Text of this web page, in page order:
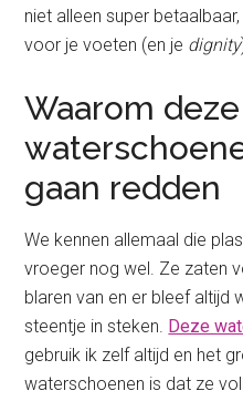
niet alleen super
voor je voeten (en je dignity
Waarom deze
gaan redden
We kennen allemaal die
vroeger nog wel. Ze zaten
blaren van en er bleef altijd
steentje in steken. Deze
gebruik ik zelf altijd en het
waterschoenen is dat ze